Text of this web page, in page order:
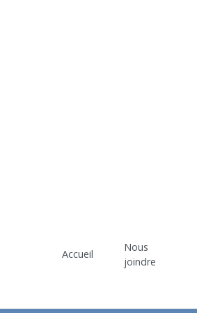
Accueil
Nous
joindre